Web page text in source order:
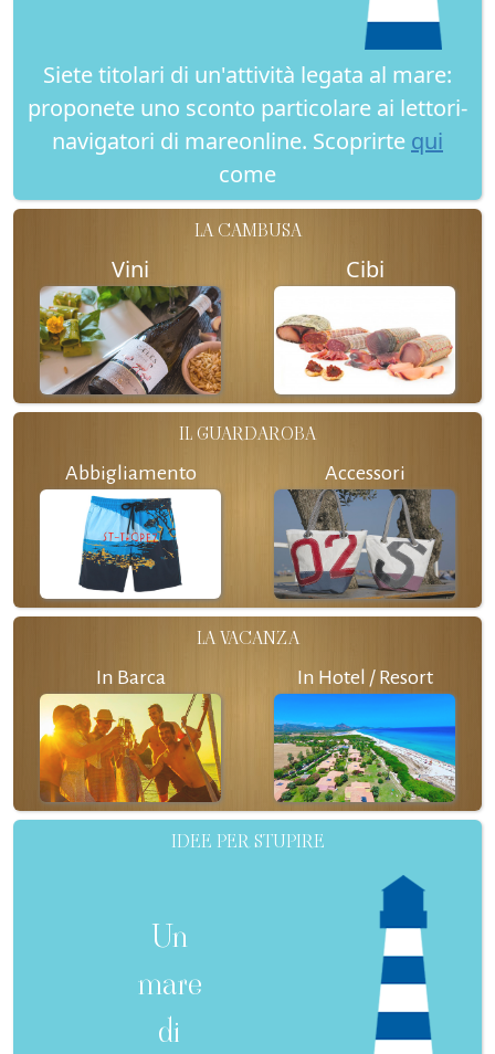
Siete titolari di un'attività legata al mare:
proponete uno sconto particolare ai lettori-
navigatori di mareonline. Scoprirte qui
come
LA CAMBUSA
Vini Cibi
IL GUARDAROBA
Abbigliamento Accessori
LA VACANZA
In Barca In Hotel / Resort
IDEE PER STUPIRE
Un
mare
di